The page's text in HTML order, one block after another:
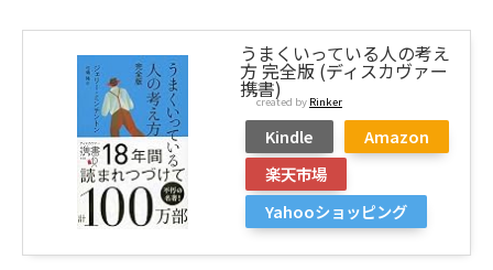
うまくいっている人の考え
方 完全版 (ディスカヴァー
携書)
created by Rinker
Kindle
Amazon
楽天市場
Yahooショッピング